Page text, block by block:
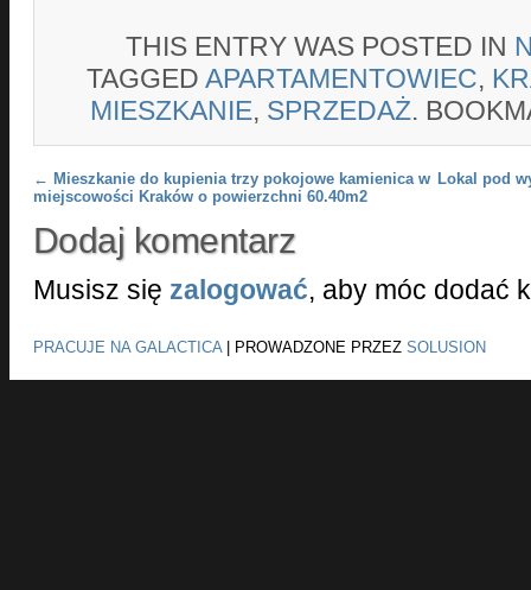
THIS ENTRY WAS POSTED IN
TAGGED APARTAMENTOWIEC,
MIESZKANIE, SPRZEDAŻ.
Post navigation
← Mieszkanie do kupienia trzy pokojowe kamienica w
miejscowości Kraków o powierzchni 60.40m2
Lokal pod
Dodaj komentarz
Musisz się zalogować, aby móc dodać
PRACUJE NA GALACTICA| PROWADZONE PRZEZ SOLUSION